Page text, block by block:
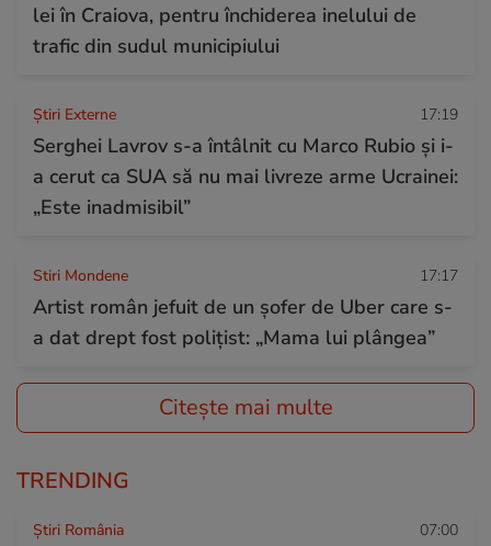
lei în Craiova, pentru închiderea inelului de
trafic din sudul municipiului
Știri Externe 17:19
Serghei Lavrov s-a întâlnit cu Marco Rubio și i-
a cerut ca SUA să nu mai livreze arme Ucrainei:
„Este inadmisibil”
Stiri Mondene 17:17
Artist român jefuit de un șofer de Uber care s-
a dat drept fost polițist: „Mama lui plângea”
Citește mai multe
TRENDING
Știri România 07:00